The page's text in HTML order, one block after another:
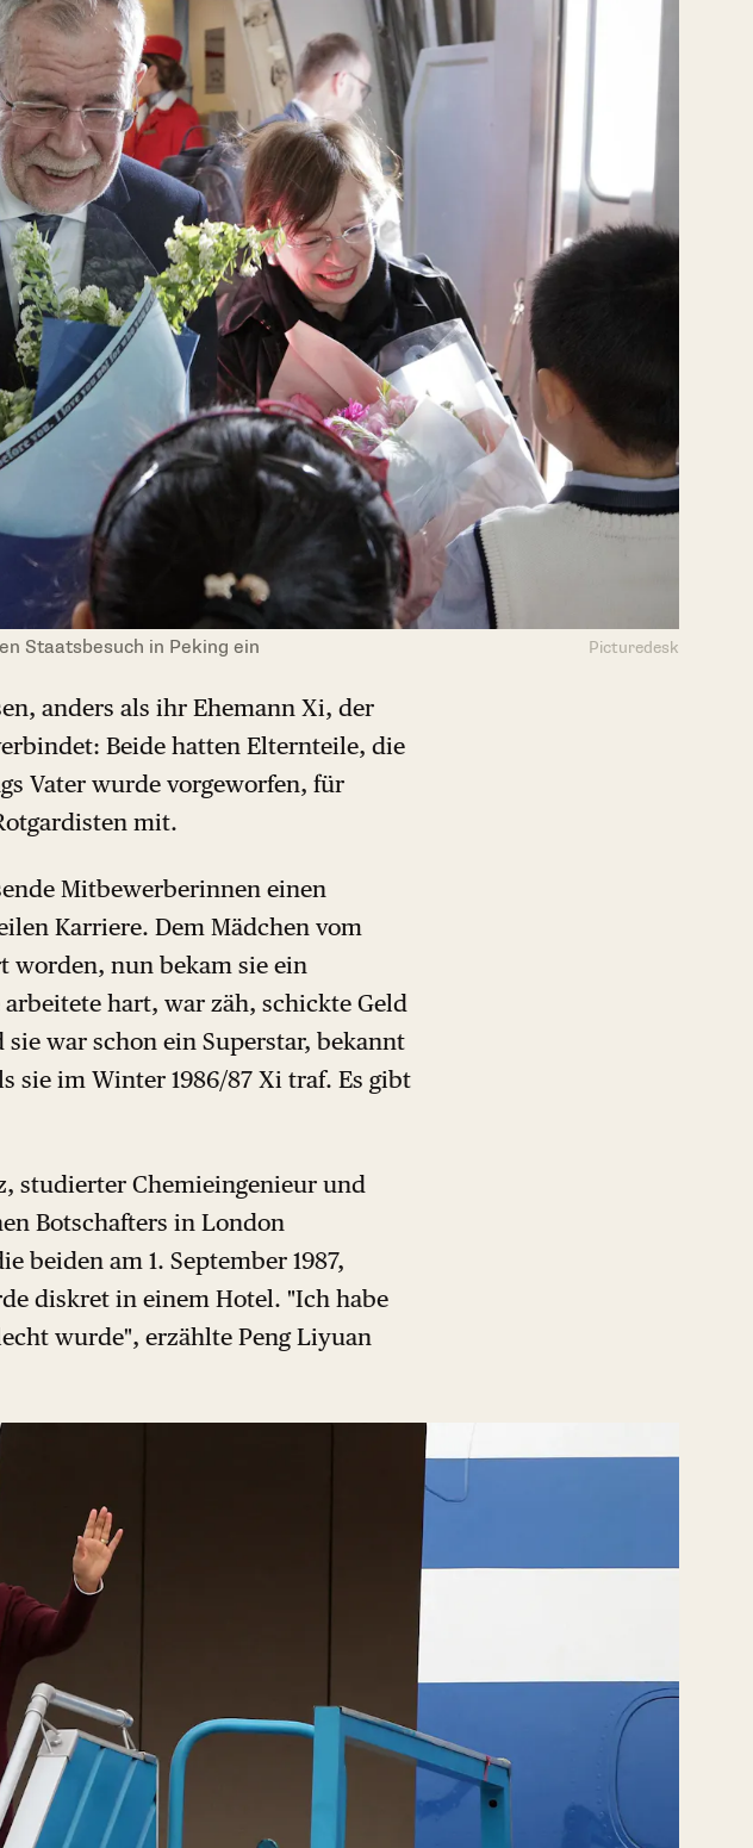
Staatsbesuch in Peking ein Picturedesk
anders als ihr Ehemann Xi, der
Beide hatten Elternteile, die
Vater wurde vorgeworfen, für
mit.
Mitbewerberinnen einen
Karriere. Dem Mädchen vom
worden, nun bekam sie ein
hart, war zäh, schickte Geld
war schon ein Superstar, bekannt
sie im Winter 1986/87 Xi traf. Es gibt
studierter Chemieingenieur und
Botschafters in London
beiden am 1. September 1987,
diskret in einem Hotel. "Ich habe
wurde", erzählte Peng Liyuan